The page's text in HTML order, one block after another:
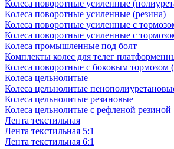
Колеса поворотные усиленные
Колеса поворотные усиленные (резина)
Колеса поворотные усиленные с
Колеса поворотные усиленные с
Колеса промышленные под болт
Комплекты колес для телег
Колеса поворотные c боковым тормозом
Колеса цельнолитые
Колеса цельнолитые
Колеса цельнолитые резиновые
Колеса цельнолитые с рефленой резиной
Лента текстильная
Лента текстильная 5:1
Лента текстильная 6:1